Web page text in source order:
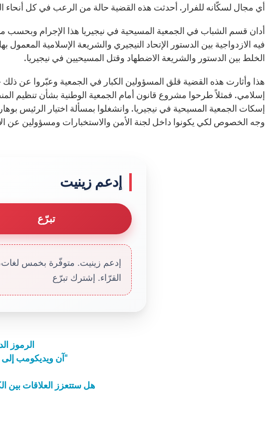
أي مجال لسكّانه للفرار. أحدثت هذه القضية حالة من الرعب في كل أنحاء
أدان قسم الشباب في الجمعية المسيحية في نيجيريا هذا الإجرام وبحسب
الخلط بين الدستور والشريعة الاضطهاد وقتل المسيحيين في نيجيريا.
هذا وأثارت هذه القضية قلق المسؤولين الكبار في الجمعية وعبّروا عن ذلك
إسلامي. فمثلاً طرحوا مشروع قانون أمام الجمعية الوطنية بشأن تنظيم
إسكات الجمعية المسيحية في نيجيريا. وانشغلوا بمسألة اختيار الرئيس
وجه الخصوص لكي يكونوا داخل لجنة الأمن والاستخبارات ومسؤولين عن
إدعم زينيت
تبرّع
إدعم زينيت. متوفّرة بخمس لغات،
القرّاء. إشترك تبرّع
الرموز
آن ويديكومب إلى المسيحيّين: "لا تمارسوا عقائدكم في الخفاء"
هل ستتعزز العلاقات بين